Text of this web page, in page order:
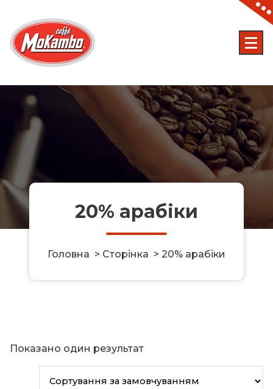
content
20% арабіки
Головна > Сторінка > 20% арабіки
Показано один результат